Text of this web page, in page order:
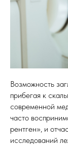
Возможность
прибегая к
современной
часто
рентген», и
исследований